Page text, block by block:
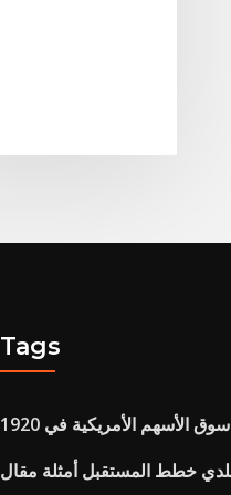
Tags
خطط المستقبل أمثلة مقال